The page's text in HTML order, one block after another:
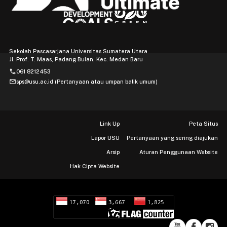
Sekolah Pascasarjana Universitas Sumatera Utara
Jl. Prof. T. Maas, Padang Bulan, Kec. Medan Baru
phone061 8212453
mailsps@usu.ac.id (Pertanyaan atau umpan balik umum)
Link Up Peta Situs
Lapor USU Pertanyaan yang sering diajukan
Arsip Aturan Penggunaan Website
Hak Cipta Website